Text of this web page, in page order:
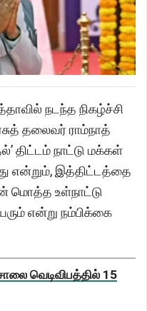
நடந்த நிகழ்ச்சி
தலைவர் ராம்நாத்
திட்டம் நாட்டு மக்கள்
என்றும், இத்திட்டத்தை
மொத்த உள்நாட்டு
என்று நம்பிக்கை
வெடிவிபத்தில் 15